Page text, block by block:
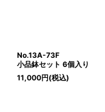
No.13A-73F
小品鉢セット 6個入り
11,000円(税込)